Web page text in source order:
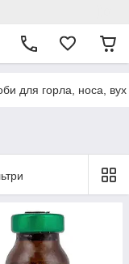
для горла, носа,